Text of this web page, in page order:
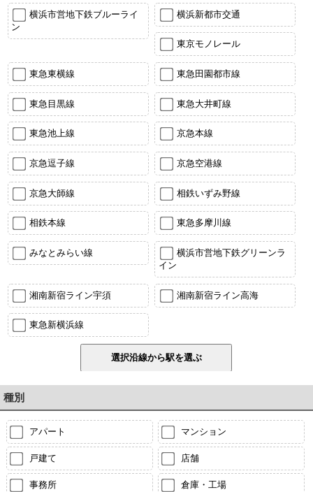
横浜市営地下鉄ブルーライ
ン
横浜新都市交通
東京モノレール
東急東横線 東急田園都市線
東急目黒線 東急大井町線
東急池上線 京急本線
京急逗子線 京急空港線
京急大師線 相鉄いずみ野線
相鉄本線 東急多摩川線
みなとみらい線
横浜市営地下鉄グリーンラ
イン
湘南新宿ライン宇須 湘南新宿ライン高海
東急新横浜線
種別
アパート マンション
戸建て 店舗
事務所 倉庫・工場